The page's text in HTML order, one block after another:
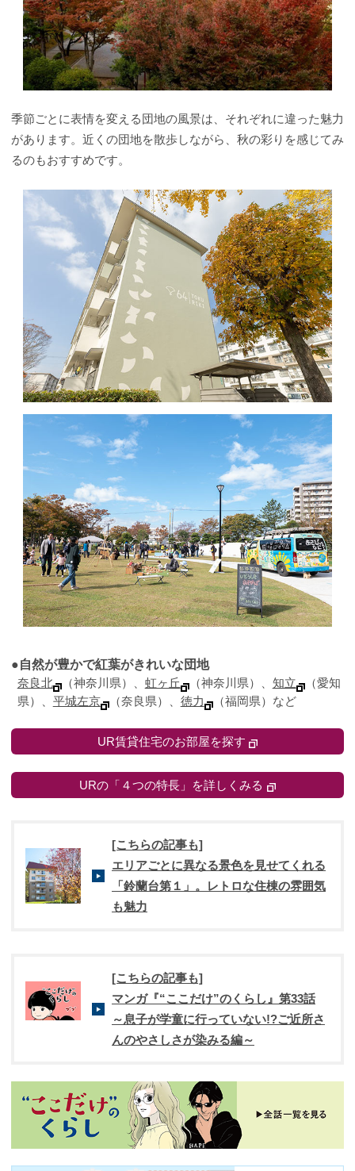
季節ごとに表情を変える団地の風景は、それぞれに違った魅力
があります。近くの団地を散歩しながら、秋の彩りを感じてみ
るのもおすすめです。
●自然が豊かで紅葉がきれいな団地
奈良北 （神奈川県）、 虹ヶ丘 （神奈川県）、 知立
（愛知
県）、 平城左京 （奈良県）、 徳力 （福岡県）など
UR賃貸住宅のお部屋を探す
URの「４つの特長」を詳しくみる
[こちらの記事も]
エリアごとに異なる景色を見せてくれる
「鈴蘭台第１」。レトロな住棟の雰囲気
も魅力
[こちらの記事も]
マンガ『“ここだけ”のくらし』第33話
～息子が学童に行っていない!?ご近所さ
んのやさしさが染みる編～